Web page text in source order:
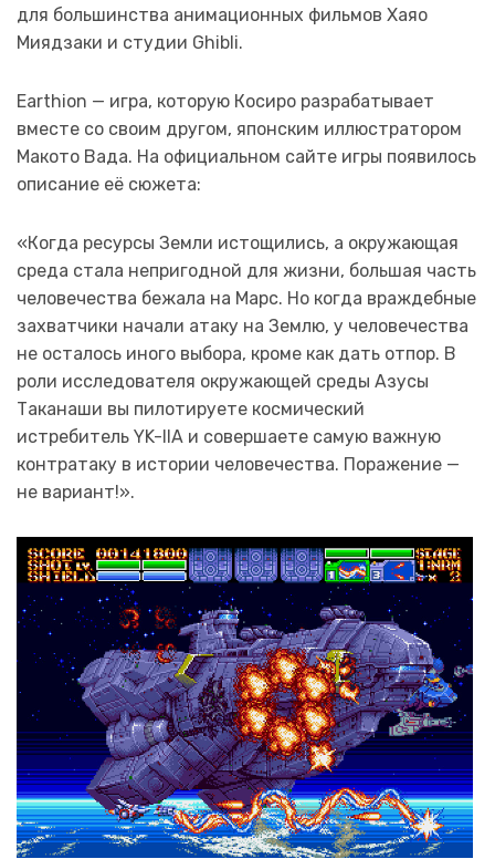
для большинства анимационных фильмов Хаяо
Миядзаки и студии Ghibli.
Earthion — игра, которую Косиро разрабатывает
вместе со своим другом, японским иллюстратором
Макото Вада. На официальном сайте игры появилось
описание её сюжета:
«Когда ресурсы Земли истощились, а окружающая
среда стала непригодной для жизни, большая часть
человечества бежала на Марс. Но когда враждебные
захватчики начали атаку на Землю, у человечества
не осталось иного выбора, кроме как дать отпор. В
роли исследователя окружающей среды Азусы
Таканаши вы пилотируете космический
истребитель YK-IIA и совершаете самую важную
контратаку в истории человечества. Поражение —
не вариант!».